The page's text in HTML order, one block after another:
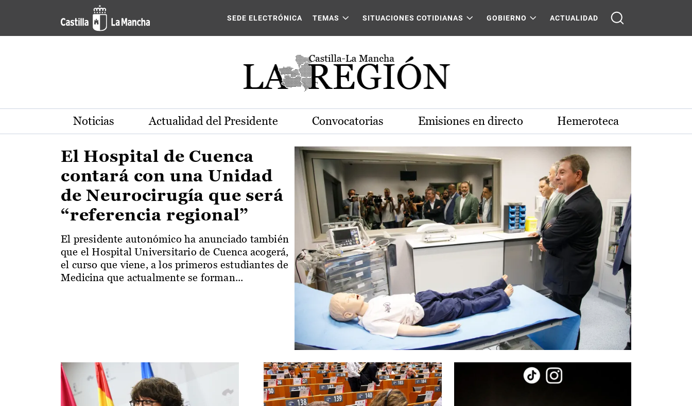
Pasar al contenido principal
Actualidad de la región de Castilla-La Mancha
SEDE ELECTRÓNICA TEMAS SITUACIONES COTIDIANAS GOBIERNO ACTUALIDAD
Noticias Actualidad del Presidente Convocatorias Emisiones en directo Hemeroteca
El Hospital de Cuenca
contará con una Unidad
de Neurocirugía que será
“referencia regional”
El presidente autonómico ha anunciado también
que el Hospital Universitario de Cuenca acogerá,
el curso que viene, a los primeros estudiantes de
Medicina que actualmente se forman...